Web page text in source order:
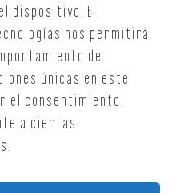
dispositivo. El
nos permitirá
de
únicas en este
el consentimiento,
a ciertas